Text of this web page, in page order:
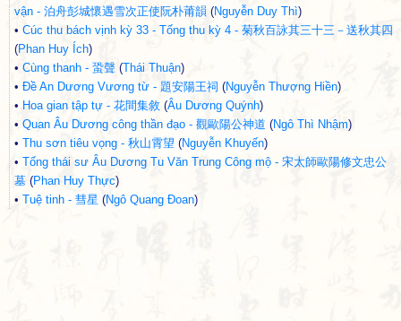
vận - 泊舟彭城懷遇雪次正使阮朴莆韻 (Nguyễn Duy Thì)
• Cúc thu bách vịnh kỳ 33 - Tống thu kỳ 4 - 菊秋百詠其三十三－送秋其四
(Phan Huy Ích)
• Cùng thanh - 蛩聲 (Thái Thuận)
• Đề An Dương Vương từ - 題安陽王祠 (Nguyễn Thượng Hiền)
• Hoa gian tập tự - 花間集敘 (Âu Dương Quýnh)
• Quan Âu Dương công thần đạo - 觀歐陽公神道 (Ngô Thì Nhậm)
• Thu sơn tiêu vọng - 秋山霄望 (Nguyễn Khuyến)
• Tống thái sư Âu Dương Tu Văn Trung Công mộ - 宋太師歐陽修文忠公
墓 (Phan Huy Thực)
• Tuệ tinh - 彗星 (Ngô Quang Đoan)